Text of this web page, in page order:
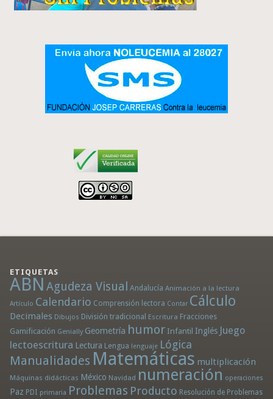
ETIQUETAS
ABN Agudeza Visual Andalucía Animación a la lectura
Artículo Calendario Comprensión lectora Contar Cálculo
Decimales Dibujos División tradicional Escritura Fracciones
Gamificación Genially Geometría humor Infantil Inglés Juego
lectoescritura Lectura Lengua lenguaje Lógica
Manualidades Matemáticas multiplicación
Máquinas didácticas México Navidad numeración operaciones
Paz PDI primaria Problemas Producto Resolución de Problemas